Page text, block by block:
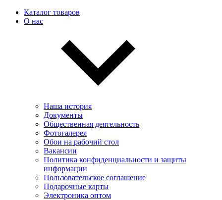
Каталог товаров
О нас
Наша история
Документы
Общественная деятельность
Фотогалерея
Обои на рабочий стол
Вакансии
Политика конфиденциальности и защиты
информации
Пользовательскоe соглашение
Подарочные карты
Электроника оптом